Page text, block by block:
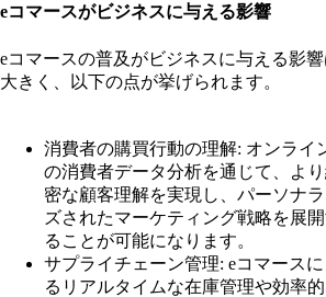
eコマースがビジネスに与える影響
eコマースの普及がビジネスに与える影響
大きく、以下の点が挙げられます。
消費者の購買行動の理解: オンライ
の消費者データ分析を通じて、よ
密な顧客理解を実現し、パーソナラ
ズされたマーケティング戦略を展
ることが可能になります。
サプライチェーン管理: eコマースに
るリアルタイムな在庫管理や効率